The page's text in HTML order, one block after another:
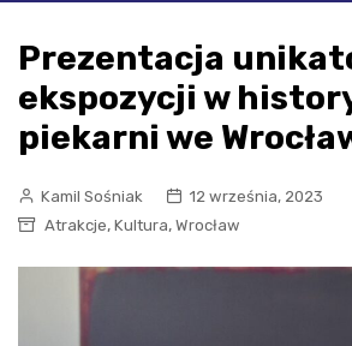
Prezentacja
ekspozycji w
piekarni we
Kamil Sośniak
12 września, 2023
Atrakcje, Kultura, Wrocław